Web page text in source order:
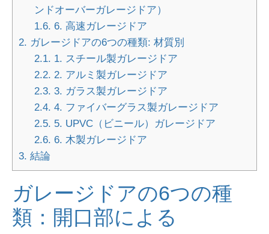
ンドオーバーガレージドア）
1.6. 6. 高速ガレージドア
2. ガレージドアの6つの種類: 材質別
2.1. 1. スチール製ガレージドア
2.2. 2. アルミ製ガレージドア
2.3. 3. ガラス製ガレージドア
2.4. 4. ファイバーグラス製ガレージドア
2.5. 5. UPVC（ビニール）ガレージドア
2.6. 6. 木製ガレージドア
3. 結論
ガレージドアの6つの種
類：開口部による